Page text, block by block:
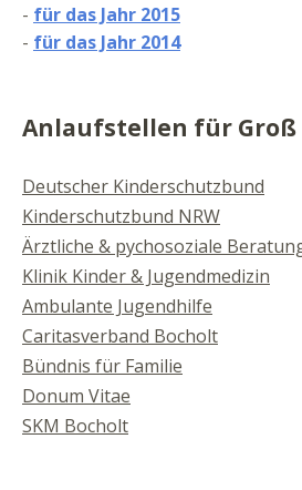
- für das Jahr 2015
- für das Jahr 2014
Anlaufstellen für Groß
Deutscher Kinderschutzbund
Kinderschutzbund NRW
Ärztliche & pychosoziale
Klinik Kinder & Jugendmedizin
Ambulante Jugendhilfe
Caritasverband Bocholt
Bündnis für Familie
Donum Vitae
SKM Bocholt